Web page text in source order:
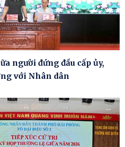
người đứng đầu cấp ủy,
với Nhân dân